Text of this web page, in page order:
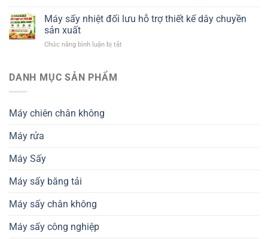
chế
trình
Máy sấy nhiệt đối lưu hỗ trợ thiết kế dây chuyền
sản xuất
Chức năng bình luận bị tắt
DANH MỤC SẢN PHẨM
Máy chiên chân không
Máy rửa
Máy Sấy
Máy sấy băng tải
Máy sấy chân không
Máy sấy công nghiệp